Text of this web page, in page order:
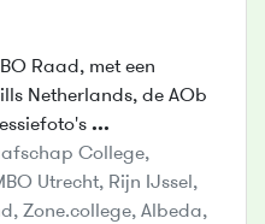
Raad, met een
Netherlands, de AOb
...
College,
Utrecht, Rijn IJssel,
, Zone.college, Albeda,